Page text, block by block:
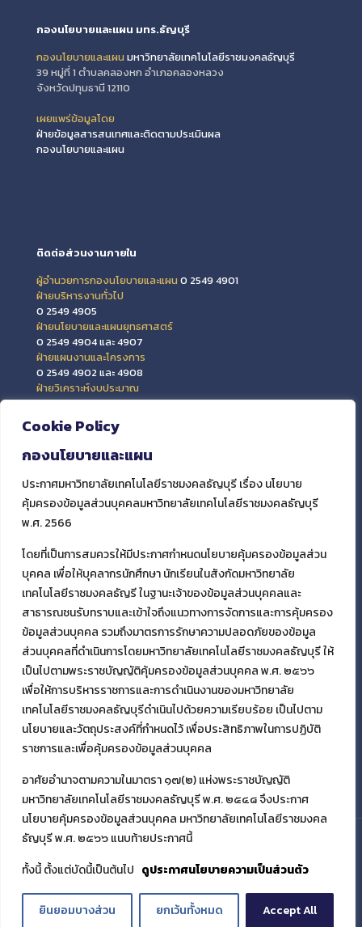
Cookie Policy
กองนโยบายและแผน
ประกาศมหาวิทยาลัยเทคโนโลยีราชมงคลธัญบุรี เรื่อง นโยบาย
คุ้มครองข้อมูลส่วนบุคคลมหาวิทยาลัยเทคโนโลยีราชมงคลธัญบุรี
พ.ศ. 2566
โดยที่เป็นการสมควรให้มีประกาศกำหนดนโยบายคุ้มครองข้อมูลส่วน
บุคคล เพื่อให้บุคลากรนักศึกษา นักเรียนในสังกัดมหาวิทยาลัย
เทคโนโลยีราชมงคลธัญรี ในฐานะเจ้าของข้อมูลส่วนบุคคลและ
สาธารณชนรับทราบและเข้าใจถึงแนวทางการจัดการและการคุ้มครอง
ข้อมูลส่วนบุคคล รวมถึงมาตรการรักษาความปลอดภัยของข้อมูล
ส่วนบุคคลที่ดำเนินการโดยมหาวิทยาลัยเทคโนโลยีราชมงคลธัญบุรี ให้
เป็นไปตามพระราชบัญญัติคุ้มครองข้อมูลส่วนบุคคล พ.ศ. ๒๕๖๖
เพื่อให้การบริหารราชการและการดำเนินงานของมหาวิทยาลัย
เทคโนโลยีราชมงคลธัญบุรีดำเนินไปด้วยความเรียบร้อย เป็นไปตาม
นโยบายและวัตถุประสงค์ที่กำหนดไว้ เพื่อประสิทธิภาพในการปฏิบัติ
ราชการและเพื่อคุ้มครองข้อมูลส่วนบุคคล
อาศัยอำนาจตามความในมาตรา ๑๗(๒) แห่งพระราชบัญญัติ
มหาวิทยาลัยเทคโนโลยีราชมงคลธัญบุรี พ.ศ. ๒๕๔๘ จึงประกาศ
นโยบายคุ้มครองข้อมูลส่วนบุคคล มหาวิทยาลัยเทคโนโลยีราชมงคล
ธัญบุรี พ.ศ. ๒๕๖๖ แนบท้ายประกาศนี้
ทั้งนี้ ตั้งแต่บัดนี้เป็นต้นไป ดูประกาศนโยบายความเป็นส่วนตัว
ยินยอมบางส่วน ยกเว้นทั้งหมด Accept All
กองนโยบายและแผน มทร.ธัญบุรี
กองนโยบายและแผน มหาวิทยาลัยเทคโนโลยีราชมงคลธัญบุรี
39 หมู่ที่ 1 ตำบลคลองหก อำเภอคลองหลวง
จังหวัดปทุมธานี 12110
เผยแพร่ข้อมูลโดย
ฝ่ายข้อมูลสารสนเทศและติดตามประเมินผล
กองนโยบายและแผน
ติดต่อส่วนงานภายใน
ผู้อำนวยการกองนโยบายและแผน 0 2549 4901
ฝ่ายบริหารงานทั่วไป
0 2549 4905
ฝ่ายนโยบายและแผนยุทธศาสตร์
0 2549 4904 และ 4907
ฝ่ายแผนงานและโครงการ
0 2549 4902 และ 4908
ฝ่ายวิเคราะห์งบประมาณ
0 2549 4903 และ 4909
ฝ่ายข้อมูลสารสนเทศและติดตามประเมินผล
0 2549 4906
© 2021 มหาวิทยาลัยเทคโนโลยีราชมงคลธัญบุรี